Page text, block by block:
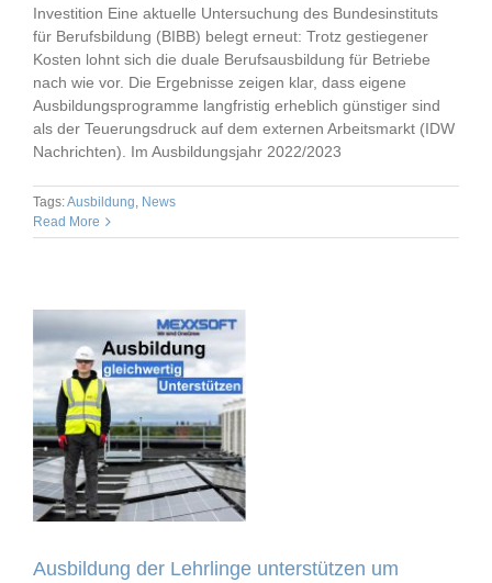
Investition Eine aktuelle Untersuchung des Bundesinstituts
für Berufsbildung (BIBB) belegt erneut: Trotz gestiegener
Kosten lohnt sich die duale Berufsausbildung für Betriebe
nach wie vor. Die Ergebnisse zeigen klar, dass eigene
Ausbildungsprogramme langfristig erheblich günstiger sind
als der Teuerungsdruck auf dem externen Arbeitsmarkt (IDW
Nachrichten). Im Ausbildungsjahr 2022/2023
Tags:Ausbildung, News
Read More
Ausbildung der Lehrlinge unterstützen um